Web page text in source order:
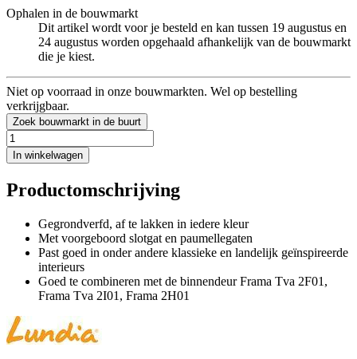
Ophalen in de bouwmarkt
Dit artikel wordt voor je besteld en kan tussen 19 augustus en
24 augustus worden opgehaald afhankelijk van de bouwmarkt
die je kiest.
Niet op voorraad in onze bouwmarkten. Wel op bestelling
verkrijgbaar.
Zoek bouwmarkt in de buurt
In winkelwagen
Productomschrijving
Gegrondverfd, af te lakken in iedere kleur
Met voorgeboord slotgat en paumellegaten
Past goed in onder andere klassieke en landelijk geïnspireerde
interieurs
Goed te combineren met de binnendeur Frama Tva 2F01,
Frama Tva 2I01, Frama 2H01